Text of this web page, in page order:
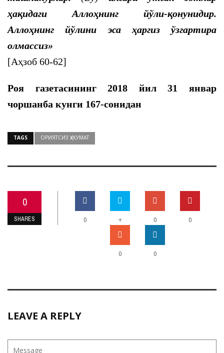
ҳақидаги Аллоҳнинг йўли-қонунидир.
Аллоҳнинг йўлини эса ҳаргиз ўзгартира
олмассиз»
[Аҳзоб 60-62]
Роя газетасининг 2018 йил 31
январ
чоршанба кунги 167-сонидан
TAGS ОРИЯТСИЗ ҲУКУМАТ
0
SHARES 0 + 0 0
0 0
LEAVE A REPLY